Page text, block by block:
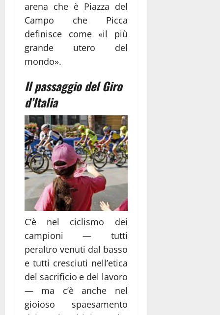
arena che è Piazza del
Campo che Picca
definisce come «il più
grande utero del
mondo».
Il passaggio del Giro
d’Italia
C’è nel ciclismo dei
campioni — tutti
peraltro venuti dal basso
e tutti cresciuti nell’etica
del sacrificio e del lavoro
— ma c’è anche nel
gioioso spaesamento